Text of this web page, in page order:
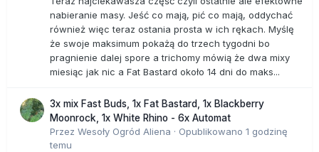
nabieranie masy. Jeść co mają, pić co mają, oddychać
również więc teraz ostania prosta w ich rękach. Myślę
że swoje maksimum pokażą do trzech tygodni bo
pragnienie dalej spore a trichomy mówią że dwa mixy
miesiąc jak nic a Fat Bastard około 14 dni do maks...
3x mix Fast Buds, 1x Fat Bastard, 1x Blackberry
Moonrock, 1x White Rhino - 6x Automat
Przez Wesoły Ogród Aliena · Opublikowano 1 godzinę
temu